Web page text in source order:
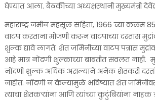
घेण्यात आला. बैठकीच्या अध्यक्षस्थानी मुख्यमंत्री
महाराष्ट्र जमीन महसूल संहिता, 1966 च्या कलम
वाटप करताना मोजणी करून वाटपाच्या दस्तास
शुल्क द्यावे लागते. शेत जमिनीच्या वाटप पत्रास
आहे मात्र नोंदणी शुल्काच्या बाबतीत सवलत नाही.
नोंदणी शुल्क अधिक असल्याने अनेक शेतकरी
नाहीत. नोंदणी न केल्यामुळे भविष्यात शेत
त्याचा शेतकऱ्यांना आणि त्यांच्या कुटुंबियांना नाहक